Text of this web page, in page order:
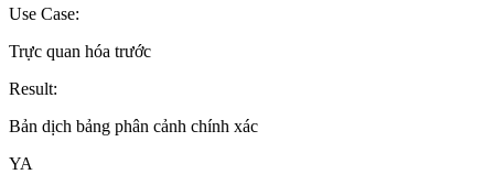
Use Case:
Trực quan hóa trước
Result:
Bản dịch bảng phân cảnh chính xác
YA